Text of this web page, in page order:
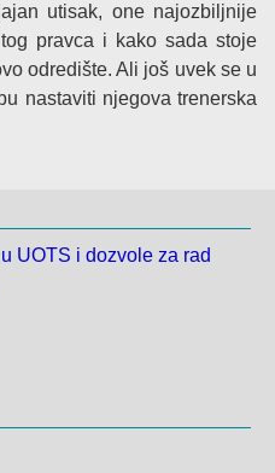
utisak, one najozbiljnije
pravca i kako sada stoje
odredište. Ali još uvek se u
nastaviti njegova trenerska
UOTS i dozvole za rad